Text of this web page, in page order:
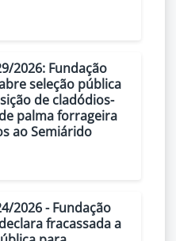
2026: Fundação
seleção pública
de cladódios-
palma forrageira
ao Semiárido
2026 - Fundação
fracassada a